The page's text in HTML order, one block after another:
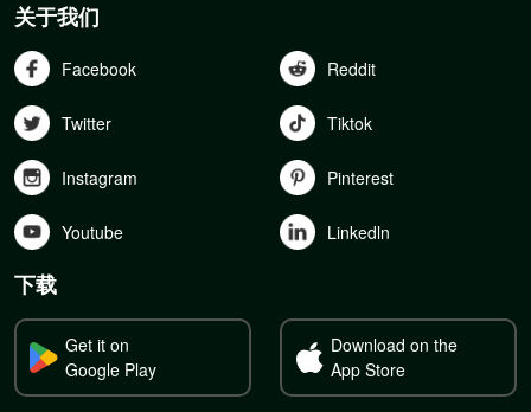
关于我们
Facebook Reddit
Twitter Tiktok
Instagram Pinterest
Youtube Linkedln
下载
Get it on
Google Play
Download on the
App Store